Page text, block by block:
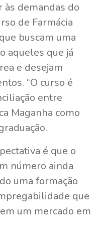
às demandas do
de Farmácia
buscam uma
aqueles que já
e desejam
“O curso é
entre
Maganha como
é que o
número ainda
uma formação
que
um mercado em